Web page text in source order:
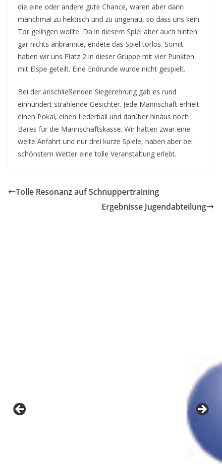
die eine oder andere gute Chance, waren aber dann
manchmal zu hektisch und zu ungenau, so dass uns kein
Tor gelingen wollte. Da in diesem Spiel aber auch hinten
gar nichts anbrannte, endete das Spiel torlos. Somit
haben wir uns Platz 2 in dieser Gruppe mit vier Punkten
mit Elspe geteilt. Eine Endrunde wurde nicht gespielt.
Bei der anschließenden Siegerehrung gab es rund
einhundert strahlende Gesichter. Jede Mannschaft erhielt
einen Pokal, einen Lederball und darüber hinaus noch
Bares für die Mannschaftskasse. Wir hatten zwar eine
weite Anfahrt und nur drei kurze Spiele, haben aber bei
schönstem Wetter eine tolle Veranstaltung erlebt.
Tolle Resonanz auf Schnuppertraining
Ergebnisse Jugendabteilung